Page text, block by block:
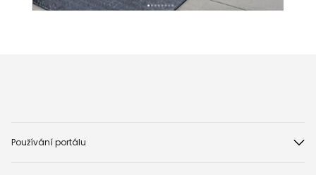
Používání portálu